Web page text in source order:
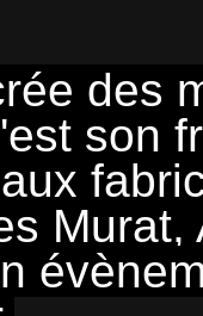
des
son